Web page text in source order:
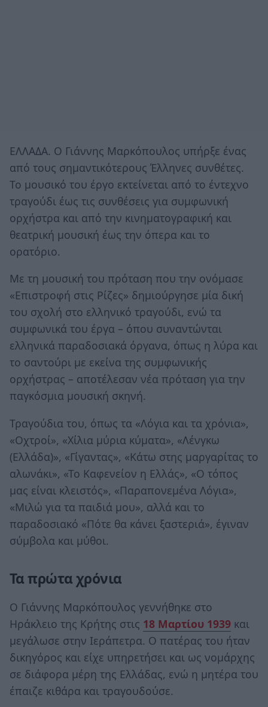
ΕΛΛΑΔΑ. Ο Γιάννης Μαρκόπουλος υπήρξε ένας
από τους σημαντικότερους Έλληνες συνθέτες.
Το μουσικό του έργο εκτείνεται από το έντεχνο
τραγούδι έως τις συνθέσεις για συμφωνική
ορχήστρα και από την κινηματογραφική και
θεατρική μουσική έως την όπερα και το
ορατόριο.
Με τη μουσική του πρόταση που την ονόμασε
«Επιστροφή στις Ρίζες» δημιούργησε μία δική
του σχολή στο ελληνικό τραγούδι, ενώ τα
συμφωνικά του έργα – όπου συναντώνται
ελληνικά παραδοσιακά όργανα, όπως η λύρα και
το σαντούρι με εκείνα της συμφωνικής
ορχήστρας – αποτέλεσαν νέα πρόταση για την
παγκόσμια μουσική σκηνή.
Τραγούδια του, όπως τα «Λόγια και τα χρόνια»,
«Οχτροί», «Χίλια μύρια κύματα», «Λένγκω
(Ελλάδα)», «Γίγαντας», «Κάτω στης μαργαρίτας το
αλωνάκι», «Το Καφενείον η Ελλάς», «Ο τόπος
μας είναι κλειστός», «Παραπονεμένα Λόγια»,
«Μιλώ για τα παιδιά μου», αλλά και το
παραδοσιακό «Πότε θα κάνει ξαστεριά», έγιναν
σύμβολα και μύθοι.
Τα πρώτα χρόνια
Ο Γιάννης Μαρκόπουλος γεννήθηκε στο
Ηράκλειο της Κρήτης στις 18 Μαρτίου 1939 και
μεγάλωσε στην Ιεράπετρα. Ο πατέρας του ήταν
δικηγόρος και είχε υπηρετήσει και ως νομάρχης
σε διάφορα μέρη της Ελλάδας, ενώ η μητέρα του
έπαιζε κιθάρα και τραγουδούσε.